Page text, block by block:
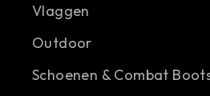
Vlaggen
Outdoor
Schoenen & Combat